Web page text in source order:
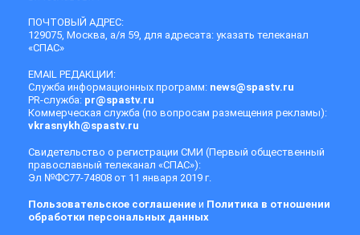
ПОЧТОВЫЙ АДРЕС:
129075, Москва, а/я 59, для адресата: указать телеканал
«СПАС»
EMAIL РЕДАКЦИИ:
Служба информационных программ: news@spastv.ru
PR-служба: pr@spastv.ru
Коммерческая служба (по вопросам размещения рекламы):
vkrasnykh@spastv.ru
Свидетельство о регистрации СМИ (Первый общественный
православный телеканал «СПАС»):
Эл №ФС77-74808 от 11 января 2019 г.
Пользовательское соглашение и Политика в отношении
обработки персональных данных